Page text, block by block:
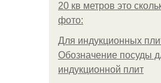
20 кв метров это
фото:
Для индукционных
Обозначение посуды
индукционной плит